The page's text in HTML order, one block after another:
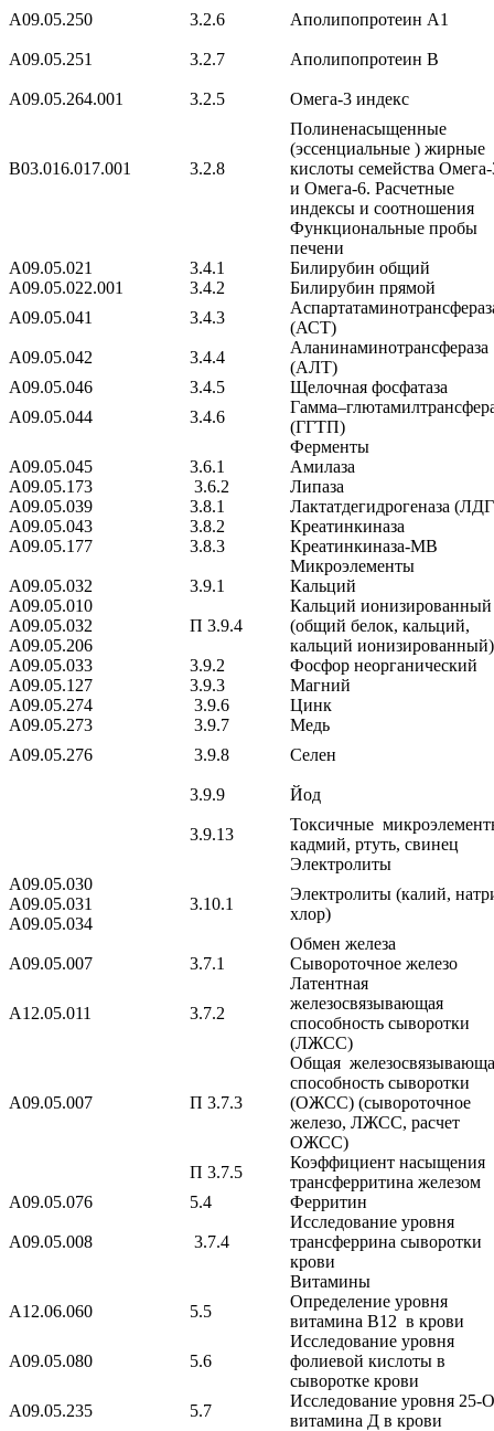
A09.05.250
3.2.6 Аполипопротеин А1
A09.05.251 3.2.7 Аполипопротеин В
A09.05.264.001 3.2.5 Омега-3 индекс
B03.016.017.001 3.2.8
Полиненасыщенные
(эссенциальные ) жирные
кислоты семейства
и Омега-6. Расчетные
индексы и соотношения
Функциональные пробы
печени
A09.05.021
3.4.1
Билирубин общий
A09.05.022.001
3.4.2
Билирубин прямой
A09.05.041
3.4.3
(АСТ)
A09.05.042
3.4.4
Аланинаминотрансфераза
(АЛТ)
A09.05.046
3.4.5
Щелочная фосфатаза
A09.05.044
3.4.6
(ГГТП)
Ферменты
A09.05.045
3.6.1
Амилаза
A09.05.173
3.6.2
Липаза
A09.05.039
3.8.1
Лактатдегидрогеназа
A09.05.043
3.8.2
Креатинкиназа
A09.05.177
3.8.3
Креатинкиназа-МВ
Микроэлементы
A09.05.032
3.9.1
Кальций
A09.05.010
A09.05.032
A09.05.206
П 3.9.4
Кальций ионизированный
(общий белок, кальций,
кальций ионизированный)
A09.05.033
3.9.2
Фосфор неорганический
A09.05.127
3.9.3
Магний
A09.05.274
3.9.6
Цинк
A09.05.273
3.9.7
Медь
A09.05.276
3.9.8 Селен
3.9.9 Йод
3.9.13
Токсичные
кадмий, ртуть, свинец
Электролиты
A09.05.030
A09.05.031
A09.05.034
3.10.1
Электролиты (калий,
хлор)
Обмен железа
A09.05.007
3.7.1 Сывороточное железо
A12.05.011 3.7.2
Латентная
железосвязывающая
способность сыворотки
(ЛЖСС)
A09.05.007 П 3.7.3
Общая
способность сыворотки
(ОЖСС) (сывороточное
железо, ЛЖСС, расчет
ОЖСС)
П 3.7.5
Коэффициент насыщения
трансферритина железом
A09.05.076
5.4 Ферритин
A09.05.008 3.7.4
Исследование уровня
трансферрина сыворотки
крови
Витамины
A12.06.060
5.5
Определение уровня
витамина B12 в крови
A09.05.080 5.6
Исследование уровня
фолиевой кислоты в
сыворотке крови
A09.05.235
5.7
Исследование уровня 25-
витамина Д в крови